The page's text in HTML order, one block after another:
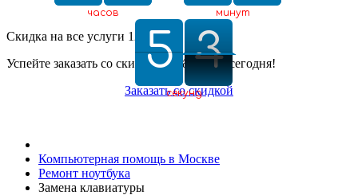
часов минут
0
5
5
0 3
2
2
3
секунд
Скидка на все услуги 12%
Успейте заказать со скидкой 12% только сегодня!
Заказать со скидкой
Компьютерная помощь в Москве
Ремонт ноутбука
Замена клавиатуры